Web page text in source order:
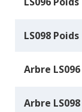
LS098 Poids
Arbre LS096
Arbre LS098